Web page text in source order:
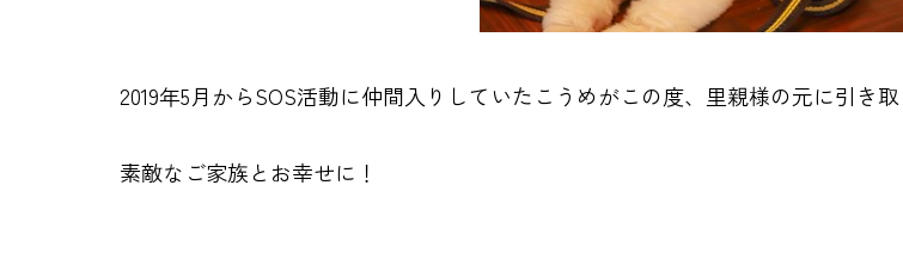
2019年5月からSOS活動に仲間入りしていたこうめがこの度、里親様の元に引き取
素敵なご家族とお幸せに！